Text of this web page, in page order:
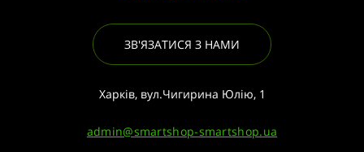
ЗВ'ЯЗАТИСЯ З НАМИ
Харків, вул.Чигирина Юлію, 1
admin@smartshop-smartshop.ua